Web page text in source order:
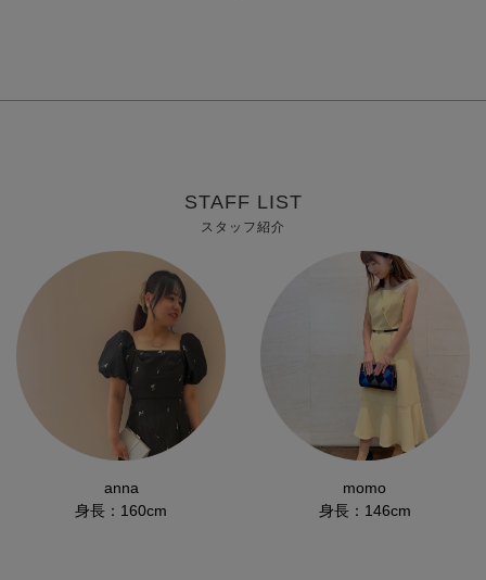
STAFF LIST
スタッフ紹介
anna
身長：160cm
momo
身長：146cm